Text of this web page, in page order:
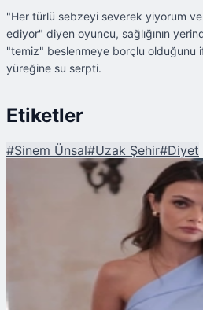
"Her türlü sebzeyi severek yiyorum
ediyor" diyen oyuncu, sağlığının
"temiz" beslenmeye borçlu olduğunu
yüreğine su serpti.
Etiketler
#Sinem Ünsal#Uzak Şehir#Diyet
Sinem Ünsal'ı Son Haliyle Gören